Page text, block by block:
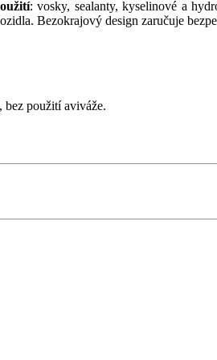
: vosky, sealanty, kyselinové a
Bezokrajový design zaručuje
bez použití aviváže.